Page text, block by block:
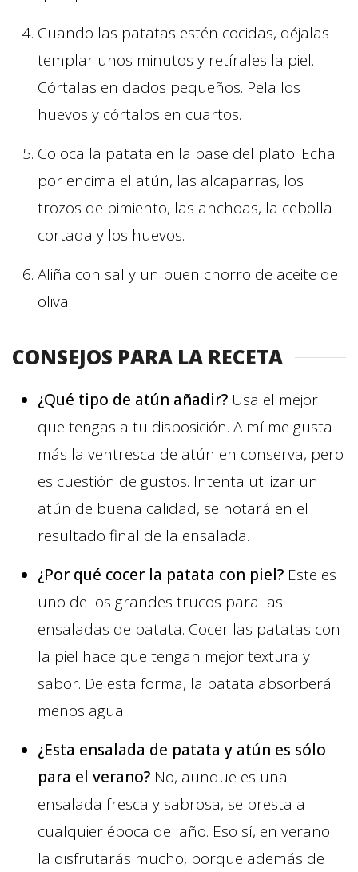
Cuando las patatas estén cocidas, déjalas
templar unos minutos y retírales la piel.
Córtalas en dados pequeños. Pela los
huevos y córtalos en cuartos.
Coloca la patata en la base del plato. Echa
por encima el atún, las alcaparras, los
trozos de pimiento, las anchoas, la cebolla
cortada y los huevos.
Aliña con sal y un buen chorro de aceite de
oliva.
CONSEJOS PARA LA RECETA
¿Qué tipo de atún añadir? Usa el mejor
que tengas a tu disposición. A mí me gusta
más la ventresca de atún en conserva, pero
es cuestión de gustos. Intenta utilizar un
atún de buena calidad, se notará en el
resultado final de la ensalada.
¿Por qué cocer la patata con piel? Este es
uno de los grandes trucos para las
ensaladas de patata. Cocer las patatas con
la piel hace que tengan mejor textura y
sabor. De esta forma, la patata absorberá
menos agua.
¿Esta ensalada de patata y atún es sólo
para el verano? No, aunque es una
ensalada fresca y sabrosa, se presta a
cualquier época del año. Eso sí, en verano
la disfrutarás mucho, porque además de